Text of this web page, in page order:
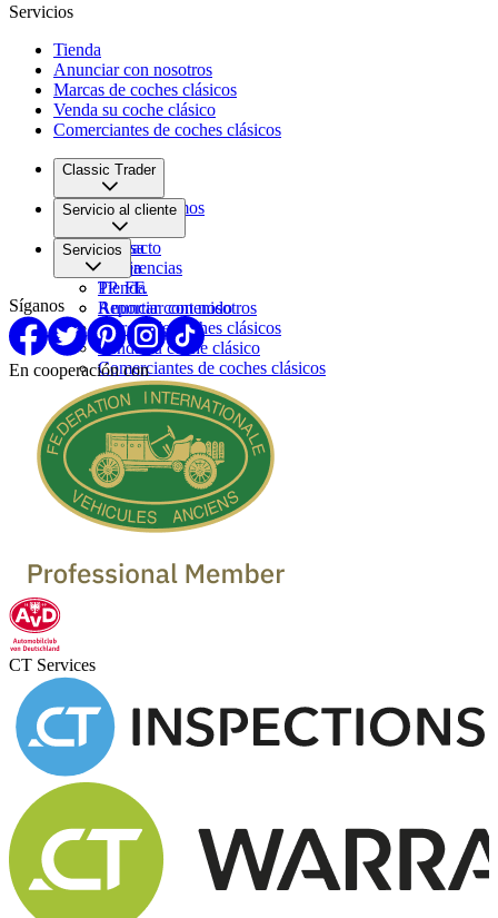
Servicios
Tienda
Anunciar con nosotros
Marcas de coches clásicos
Venda su coche clásico
Comerciantes de coches clásicos
Classic Trader
Quiénes somos
Empleo
Prensa
Pareja
Servicio al cliente
Contacto
Sugerencias
PP. FF.
Reportar contenido
Servicios
Tienda
Anunciar con nosotros
Marcas de coches clásicos
Venda su coche clásico
Comerciantes de coches clásicos
Síganos
En cooperación con
CT Services